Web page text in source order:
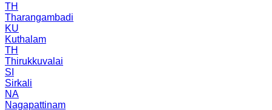
TH
Tharangambadi
KU
Kuthalam
TH
Thirukkuvalai
SI
Sirkali
NA
Nagapattinam